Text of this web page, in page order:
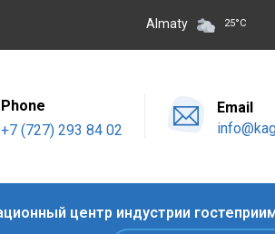
Оздоровительный отдых,
Almaty 25°C
Phone
+7 (727) 293 84 02
Email
центр индустрии